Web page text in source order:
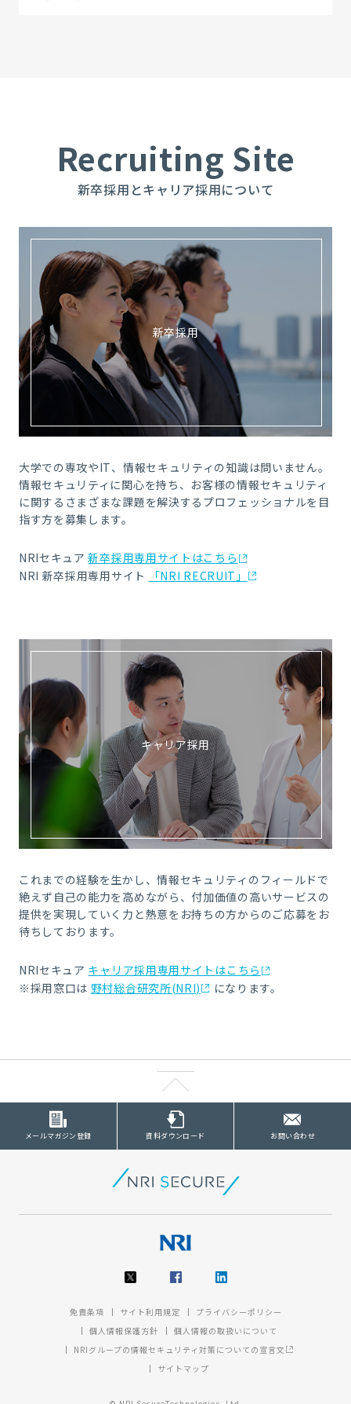
Recruiting Site
新卒採用とキャリア採用について
新卒採用
大学での専攻やIT、情報セキュリティの知識は問いません。
情報セキュリティに関心を持ち、お客様の情報セキュリティ
に関するさまざまな課題を解決するプロフェッショナルを目
指す方を募集します。
NRIセキュア新卒採用専用サイトはこちら
NRI 新卒採用専用サイト
「NRI RECRUIT」
キャリア採用
これまでの経験を生かし、情報セキュリティのフィールドで
絶えず自己の能力を高めながら、付加価値の高いサービスの
提供を実現していく力と熱意をお持ちの方からのご応募をお
待ちしております。
NRIセキュア キャリア採用専用サイトはこちら
※採用窓口は 野村総合研究所(NRI) になります。
メールマガジン登録 資料ダウンロード お問い合わせ
免責条項 サイト利用規定
プライバシーポリシー
個人情報保護方針
個人情報の取扱いについて
NRIグループの情報セキュリティ対策についての宣言文
サイトマップ